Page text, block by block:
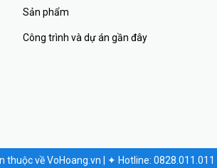
Sản phẩm
Công trình và dự án gần đây
thuộc về VoHoang.vn ✦ Hotline: 0828.011.011